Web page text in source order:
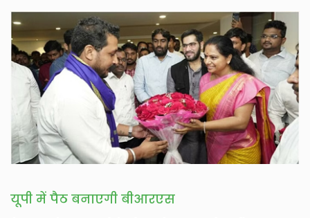
यूपी में पैठ बनाएगी बीआरएस